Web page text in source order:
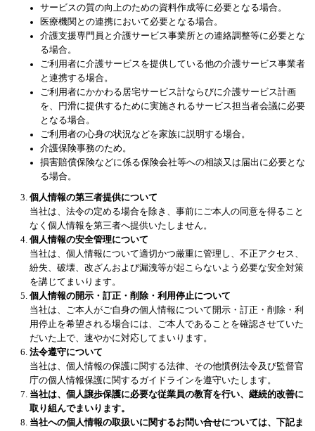
サービスの質の向上のための資料作成等に必要となる場合。
医療機関との連携において必要となる場合。
介護支援専門員と介護サービス事業所との連絡調整等に必要とな
る場合。
ご利用者に介護サービスを提供している他の介護サービス事業者
と連携する場合。
ご利用者にかかわる居宅サービス計ならびに介護サービス計画
を、円滑に提供するために実施されるサービス担当者会議に必要
となる場合。
ご利用者の心身の状況などを家族に説明する場合。
介護保険事務のため。
損害賠償保険などに係る保険会社等への相談又は届出に必要とな
る場合。
個人情報の第三者提供について
当社は、法令の定める場合を除き、事前にご本人の同意を得ること
なく個人情報を第三者へ提供いたしません。
個人情報の安全管理について
当社は、個人情報について適切かつ厳重に管理し、不正アクセス、
紛失、破壊、改ざんおよび漏洩等が起こらないよう必要な安全対策
を講じてまいります。
個人情報の開示・訂正・削除・利用停止について
当社は、ご本人がご自身の個人情報について開示・訂正・削除・利
用停止を希望される場合には、ご本人であることを確認させていた
だいた上で、速やかに対応してまいります。
法令遵守について
当社は、個人情報の保護に関する法律、その他慣例法令及び監督官
庁の個人情報保護に関するガイドラインを遵守いたします。
当社は、個人譲歩保護に必要な従業員の教育を行い、継続的改善に
取り組んでまいります。
当社への個人情報の取扱いに関するお問い合せについては、下記ま